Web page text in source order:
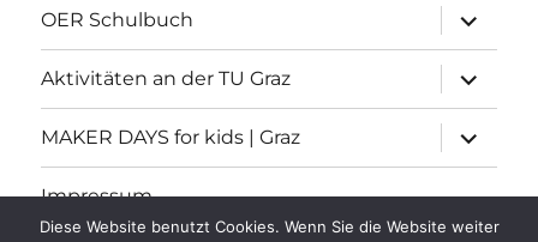
OER Schulbuch
öffnen
Aktivitäten an der TU Graz
öffnen
MAKER DAYS for kids | Graz
öffnen
Impressum
Diese Website benutzt Cookies. Wenn Sie die Website weiter